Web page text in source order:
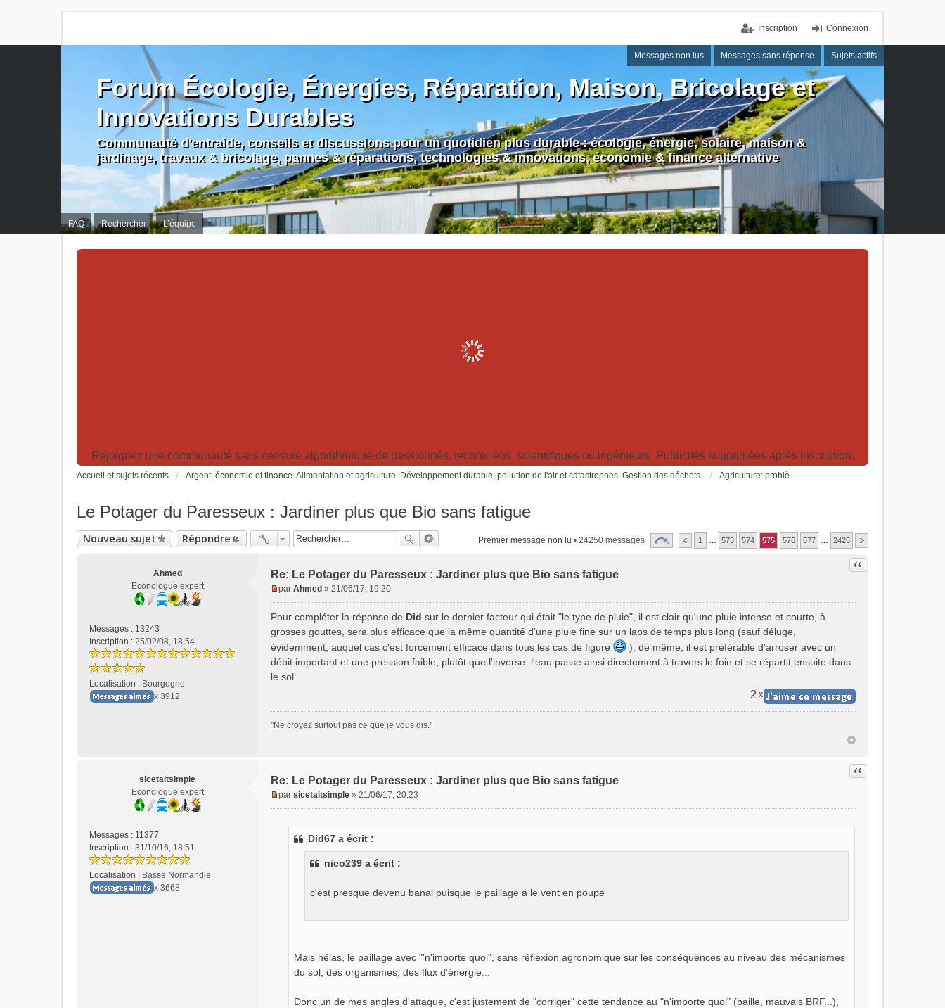
Connexion
Inscription
Messages non lus Messages sans réponse Sujets actifs
FAQ Rechercher L’équipe
Forum Écologie, Énergies, Réparation, Maison, Bricolage et
Innovations Durables
Communauté d'entraide, conseils et discussions pour un quotidien plus durable : écologie, énergie, solaire, maison &
jardinage, travaux & bricolage, pannes & réparations, technologies & innovations, économie & finance alternative
Rejoignez une communauté sans censure algorithmique de passionnés, techniciens, scientifiques ou ingénieurs. Publicités supprimées après inscription.
Accueil et sujets récents Argent, économie et finance. Alimentation et agriculture. Développement durable, pollution de l'air et catastrophes. Gestion des déchets. Agriculture: problèmes et pollutions, nouvelles techniques et solutions
Le Potager du Paresseux : Jardiner plus que Bio sans fatigue
Nouveau sujet Répondre Premier message non lu • 24250 messages 1 573 574 575 576 577 2425
Ahmed
Econologue expert
Messages : 13243
Inscription : 25/02/08, 18:54
Localisation : Bourgogne
x 3912
Re: Le Potager du Paresseux : Jardiner plus que Bio sans fatigue
Citer
s
s
a
g
e
n
l
par Ahmed » 21/06/17, 19:20
Pour compléter la réponse de Did sur le dernier facteur qui était "le type de pluie", il est clair qu'une pluie intense et courte, à
grosses gouttes, sera plus efficace que la même quantité d'une pluie fine sur un laps de temps plus long (sauf déluge,
évidemment, auquel cas c'est forcément efficace dans tous les cas de figure
); de même, il est préférable d'arroser avec un
débit important et une pression faible, plutôt que l'inverse: l'eau passe ainsi directement à travers le foin et se répartit ensuite dans
le sol.
2 x
"Ne croyez surtout pas ce que je vous dis."
sicetaitsimple
Econologue expert
Messages : 11377
Inscription : 31/10/16, 18:51
Localisation : Basse Normandie
x 3668
Re: Le Potager du Paresseux : Jardiner plus que Bio sans fatigue
Citer
par sicetaitsimple » 21/06/17, 20:23
Did67 a écrit :
nico239 a écrit :
c'est presque devenu banal puisque le paillage a le vent en poupe
Mais hélas, le paillage avec "'n'importe quoi", sans réflexion agronomique sur les conséquences au niveau des mécanismes
du sol, des organismes, des flux d'énergie...
Donc un de mes angles d'attaque, c'est justement de "corriger" cette tendance au "n'importe quoi" (paille, mauvais BRF...),